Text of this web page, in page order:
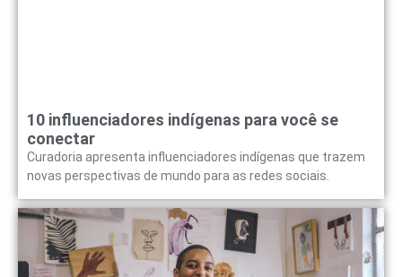
10 influenciadores indígenas para você se
conectar
Curadoria apresenta influenciadores indígenas que trazem
novas perspectivas de mundo para as redes sociais.